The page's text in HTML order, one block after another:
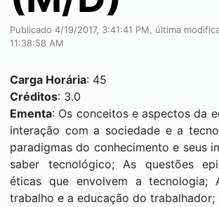
Publicado 4/19/2017, 3:41:41 PM, última
11:38:58 AM
Carga Horária: 45
Créditos: 3.0
Ementa: Os conceitos e aspectos da
interação com a sociedade e a
paradigmas do conhecimento e seus
saber tecnológico; As questões
éticas que envolvem a tecnologia;
trabalho e a educação do trabalhador;